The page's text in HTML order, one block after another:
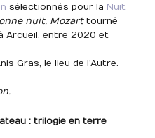
sélectionnés pour la Nuit
nuit, Mozarttourné
Arcueil, entre 2020 et
Gras, le lieu de l’Autre.
: trilogie en terre